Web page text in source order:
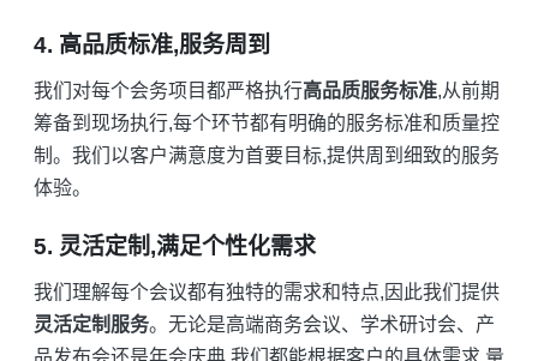
4. 高品质标准,服务周到
我们对每个会务项目都严格执行高品质服务标准,从前期
筹备到现场执行,每个环节都有明确的服务标准和质量控
制。我们以客户满意度为首要目标,提供周到细致的服务
体验。
5. 灵活定制,满足个性化需求
我们理解每个会议都有独特的需求和特点,因此我们提供
灵活定制服务。无论是高端商务会议、学术研讨会、产